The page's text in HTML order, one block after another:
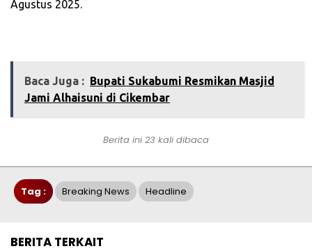
Agustus 2025.
Baca Juga : ‎Bupati Sukabumi Resmikan Masjid
Jami Alhaisuni di Cikembar
Berita ini 23 kali dibaca
Tag : Breaking News Headline
BERITA TERKAIT